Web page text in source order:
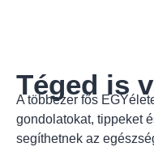
Téged is
A többezer fős
gondolatokat, tippeket
segíthetnek az